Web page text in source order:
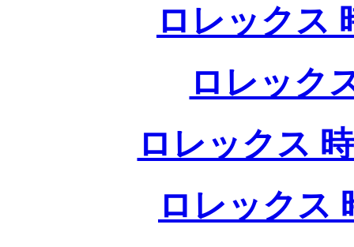
ロレックス
ロレック
ロレックス
ロレックス